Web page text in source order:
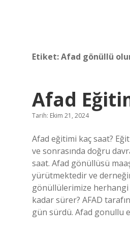
Etiket:Afad gönüllü
Afad
Tarih: Ekim 21, 2024
Afad eğitimi kaç saat?
ve sonrasında doğru
saat. Afad gönüllüsü
yürütmektedir ve
gönüllülerimize herhangi
kadar sürer? AFAD
gün sürdü. Afad gonullu